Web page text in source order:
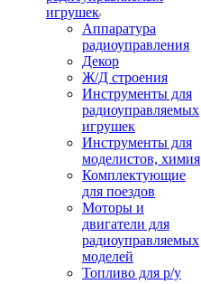
игрушек
Аппаратура
радиоуправления
Декор
Ж/Д строения
Инструменты для
радиоуправляемых
игрушек
Инструменты для
моделистов, химия
Комплектующие
для поездов
Моторы и
двигатели для
радиоуправляемых
моделей
Топливо для р/у